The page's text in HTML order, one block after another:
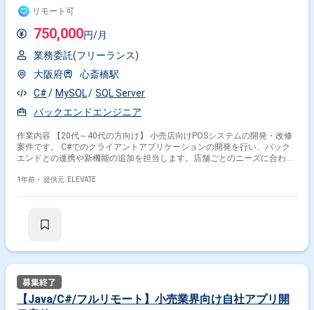
リモート可
750,000円/月
業務委託(フリーランス)
大阪府
心斎橋駅
C#
MySQL
SQL Server
バックエンドエンジニア
作業内容 【20代～40代の方向け】 小売店向けPOSシステムの開発・改修
案件です。 C#でのクライアントアプリケーションの開発を行い、バック
エンドとの連携や新機能の追加を担当します。店舗ごとのニーズに合わせ
1年前・ 提供元: ELEVATE
【Java/C#/フルリモート】小売業界向け自社アプリ開